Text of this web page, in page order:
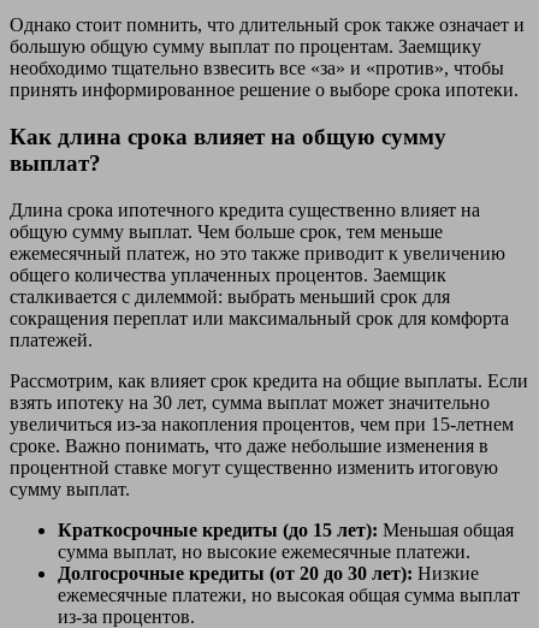
Однако стоит помнить, что длительный срок также означает и
большую общую сумму выплат по процентам. Заемщику
необходимо тщательно взвесить все «за» и «против», чтобы
принять информированное решение о выборе срока ипотеки.
Как длина срока влияет на общую сумму
выплат?
Длина срока ипотечного кредита существенно влияет на
общую сумму выплат. Чем больше срок, тем меньше
ежемесячный платеж, но это также приводит к увеличению
общего количества уплаченных процентов. Заемщик
сталкивается с дилеммой: выбрать меньший срок для
сокращения переплат или максимальный срок для комфорта
платежей.
Рассмотрим, как влияет срок кредита на общие выплаты. Если
взять ипотеку на 30 лет, сумма выплат может значительно
увеличиться из-за накопления процентов, чем при 15-летнем
сроке. Важно понимать, что даже небольшие изменения в
процентной ставке могут существенно изменить итоговую
сумму выплат.
Краткосрочные кредиты (до 15 лет): Меньшая общая
сумма выплат, но высокие ежемесячные платежи.
Долгосрочные кредиты (от 20 до 30 лет): Низкие
ежемесячные платежи, но высокая общая сумма выплат
из-за процентов.